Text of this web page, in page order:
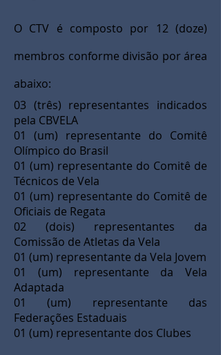
O CTV é composto por 12 (doze)
membros conforme divisão por área
abaixo:
03 (três) representantes indicados
pela CBVELA
01 (um) representante do Comitê
Olímpico do Brasil
01 (um) representante do Comitê de
Técnicos de Vela
01 (um) representante do Comitê de
Oficiais de Regata
02 (dois) representantes da
Comissão de Atletas da Vela
01 (um) representante da Vela Jovem
01 (um) representante da Vela
Adaptada
01 (um) representante das
Federações Estaduais
01 (um) representante dos Clubes